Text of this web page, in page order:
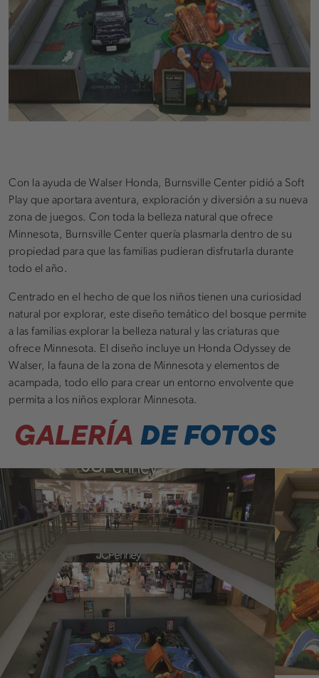
Con la ayuda de Walser Honda, Burnsville Center pidió a Soft
Play que aportara aventura, exploración y diversión a su nueva
zona de juegos. Con toda la belleza natural que ofrece
Minnesota, Burnsville Center quería plasmarla dentro de su
propiedad para que las familias pudieran disfrutarla durante
todo el año.
Centrado en el hecho de que los niños tienen una curiosidad
natural por explorar, este diseño temático del bosque permite
a las familias explorar la belleza natural y las criaturas que
ofrece Minnesota. El diseño incluye un Honda Odyssey de
Walser, la fauna de la zona de Minnesota y elementos de
acampada, todo ello para crear un entorno envolvente que
permita a los niños explorar Minnesota.
GALERÍADE FOTOS